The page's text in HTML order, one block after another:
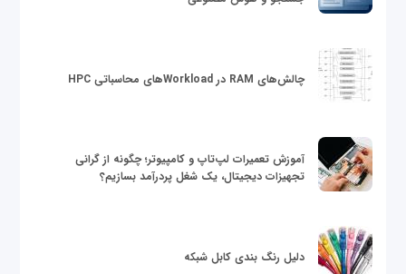
چالش‌های RAM در Workloadهای محاسباتی HPC
آموزش تعمیرات لپ‌تاپ و کامپیوتر؛ چگونه از گرانی
تجهیزات دیجیتال، یک شغل پردرآمد بسازیم؟
دلیل رنگ بندی کابل شبکه